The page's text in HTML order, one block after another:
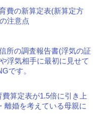
費の新算定表(新算定方
注意点
所の調査報告書(浮気の証
浮気相手に最初に見せて
です。
費算定表が1.5倍に引き上
離婚を考えている母親に